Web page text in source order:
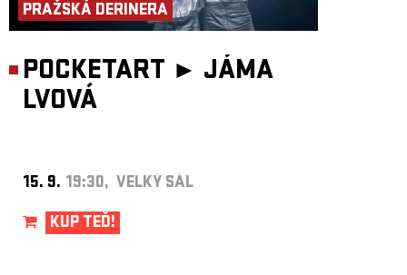
PRAŽSKÁ DERINERA
POCKETART ► JÁMA
LVOVÁ
15. 9. 19:30, VELKÝ SÁL
KUP TEĎ!